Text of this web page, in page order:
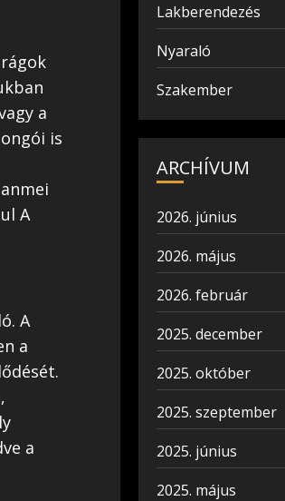
a
is
A
A
a
a
Lakberendezés
Nyaraló
Szakember
ARCHÍVUM
2026. június
2026. május
2026. február
2025. december
2025. október
2025. szeptember
2025. június
2025. május